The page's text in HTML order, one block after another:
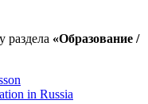
раздела «Образование /
in Russia